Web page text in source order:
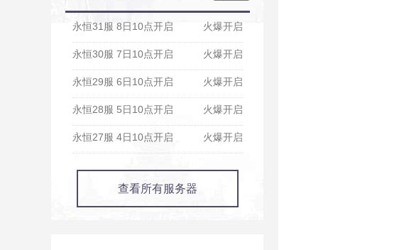
火爆开启
永恒31服 8日10点开启
火爆开启
永恒30服 7日10点开启
火爆开启
永恒29服 6日10点开启
火爆开启
永恒28服 5日10点开启
火爆开启
永恒27服 4日10点开启
查看所有服务器